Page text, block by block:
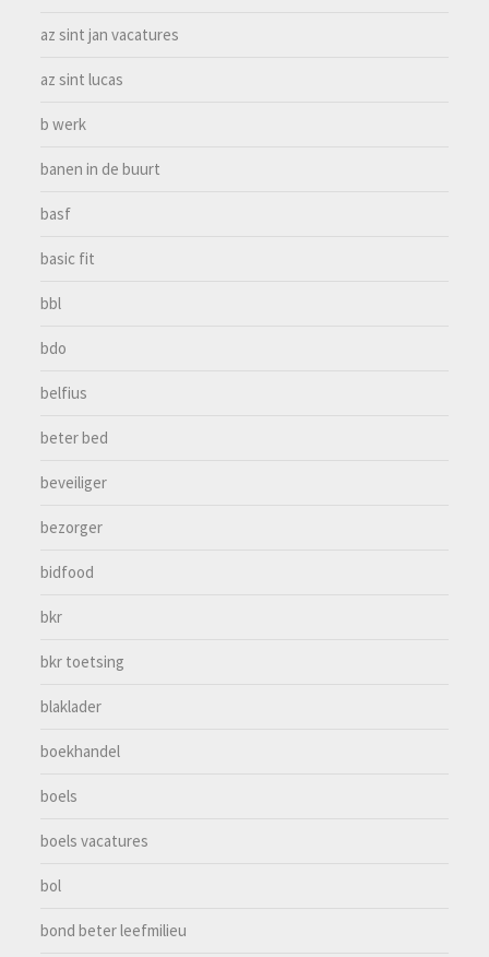
az sint jan vacatures
az sint lucas
b werk
banen in de buurt
basf
basic fit
bbl
bdo
belfius
beter bed
beveiliger
bezorger
bidfood
bkr
bkr toetsing
blaklader
boekhandel
boels
boels vacatures
bol
bond beter leefmilieu